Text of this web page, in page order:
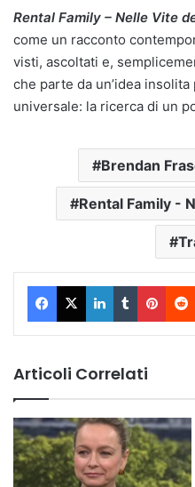
Rental Family – Nelle Vite
come un racconto
visti, ascoltati e,
che parte da un’idea
universale: la ricerca di un
Brendan
Rental Family -
Facebook
X LinkedIn
Tumblr
Articoli Correlati